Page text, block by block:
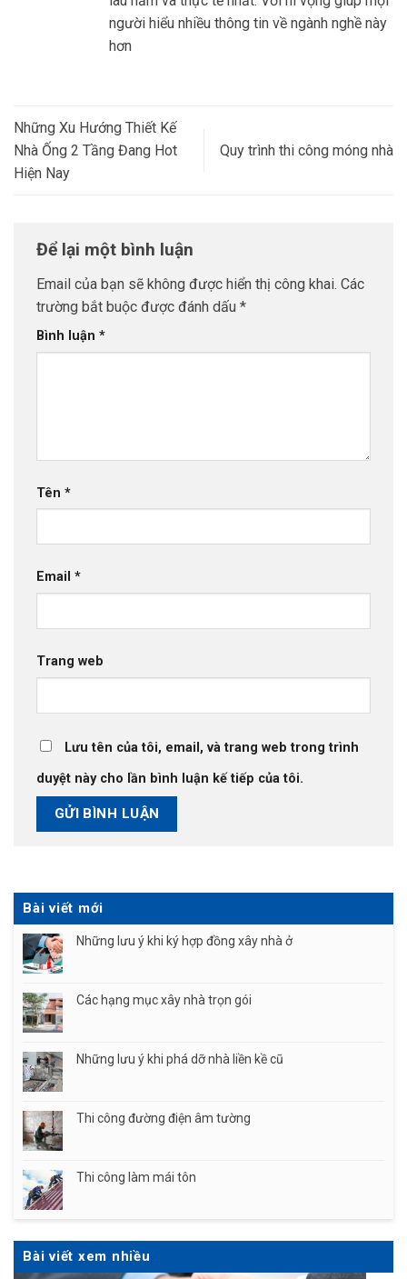
người hiểu nhiều thông tin về ngành nghề này
hơn
Những Xu Hướng Thiết Kế
Nhà Ống 2 Tầng Đang Hot
Hiện Nay
Quy trình thi công móng nhà
Để lại một bình luận
Email của bạn sẽ không được hiển thị công khai. Các
trường bắt buộc được đánh dấu *
Bình luận *
Tên *
Email *
Trang web
Lưu tên của tôi, email, và trang web trong trình
duyệt này cho lần bình luận kế tiếp của tôi.
Bài viết mới
Những lưu ý khi ký hợp đồng xây nhà ở
Các hạng mục xây nhà trọn gói
Những lưu ý khi phá dỡ nhà liền kề cũ
Thi công đường điện âm tường
Thi công làm mái tôn
Bài viết xem nhiều